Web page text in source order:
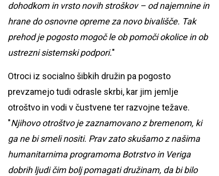
dohodkom in vrsto novih stroškov – od najemnine in
hrane do osnovne opreme za novo bivališče. Tak
prehod je pogosto mogoč le ob pomoči okolice in ob
ustrezni sistemski podpori."
Otroci iz socialno šibkih družin pa pogosto
prevzamejo tudi odrasle skrbi, kar jim jemlje
otroštvo in vodi v čustvene ter razvojne težave.
"Njihovo otroštvo je zaznamovano z bremenom, ki
ga ne bi smeli nositi. Prav zato skušamo z našima
humanitarnima programoma Botrstvo in Veriga
dobrih ljudi čim bolj pomagati družinam, da bi bilo